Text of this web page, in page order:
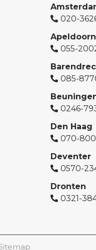
020-
Apeldoorn
055-
085-
0246-
Den Haag
070-
Deventer
0570-
Dronten
0321-